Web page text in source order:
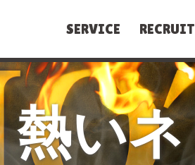
SERVICE RECRUIT
熱いネ